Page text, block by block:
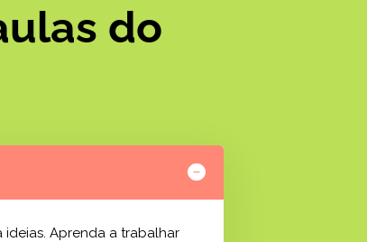
do
Aprenda a trabalhar